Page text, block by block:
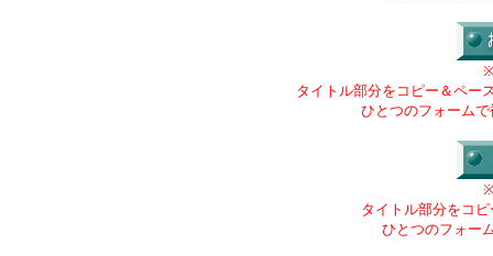
タイトル部分をコピー＆ペー
ひとつのフォーム
タイトル部分をコ
ひとつのフォー